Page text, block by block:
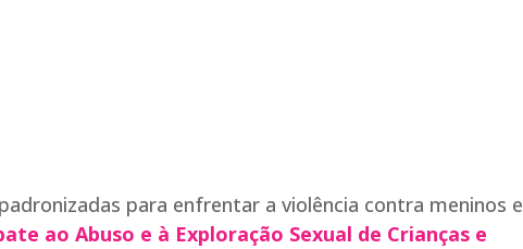
para enfrentar a violência contra meninos e
ao Abuso e à Exploração Sexual de Crianças e